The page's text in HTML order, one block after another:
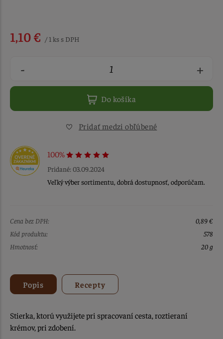
1,10 € / 1 ks s DPH
- +
Do košíka
Pridať medzi obľúbené
100%
Pridané: 03.09.2024
Veľký výber sortimentu, dobrá dostupnosť, odporúčam.
Cena bez DPH:
0,89 €
Kód produktu:
578
Hmotnosť:
20 g
Popis Recepty
Stierka, ktorú využijete pri spracovaní cesta, roztieraní
krémov, pri zdobení.